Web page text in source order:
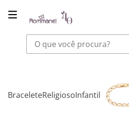
O que você procura?
BraceleteReligiosoInfantil